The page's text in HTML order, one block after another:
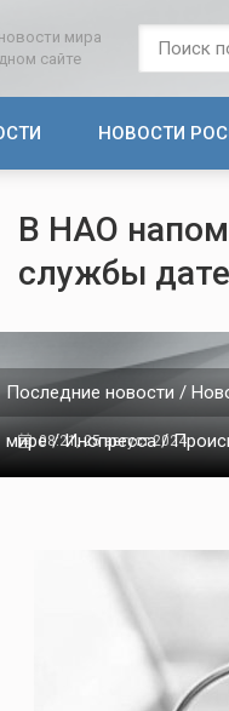
мира
сайте
НОВОСТИ
В НАО
службы дате
Последние новости /
мире / Инопресса /
08:21, 25 август 2024